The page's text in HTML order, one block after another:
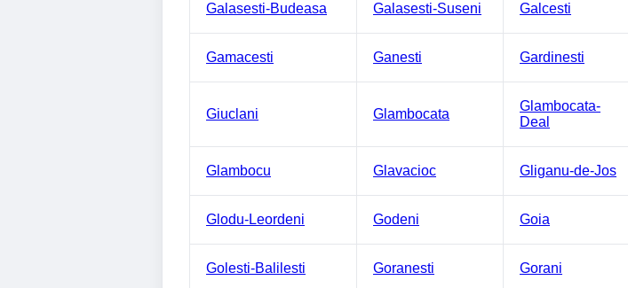
Galasesti-Budeasa Galasesti-Suseni Galcesti
Gamacesti Ganesti Gardinesti
Giuclani Glambocata
Glambocata-
Deal
Glambocu Glavacioc Gliganu-de-Jos
Glodu-Leordeni Godeni Goia
Golesti-Balilesti Goranesti Gorani